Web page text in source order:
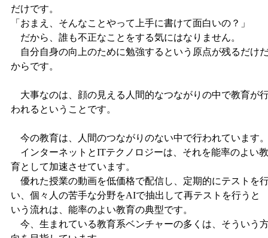
だけです。
「おまえ、そんなことやって上手に書けて面白いの？」
だから、誰も不正なことをする気にはなりません。
自分自身の向上のために勉強するという原点が残るだけ
からです。
大事なのは、顔の見える人間的なつながりの中で教育が
われるということです。
今の教育は、人間のつながりのない中で行われています
インターネットとITテクノロジーは、それを能率のよい教
育として加速させています。
優れた授業の動画を低価格で配信し、定期的にテストを
い、個々人の苦手な分野をAIで抽出して再テストを行うと
いう流れは、能率のよい教育の典型です。
今、生まれている教育系ベンチャーの多くは、そういう